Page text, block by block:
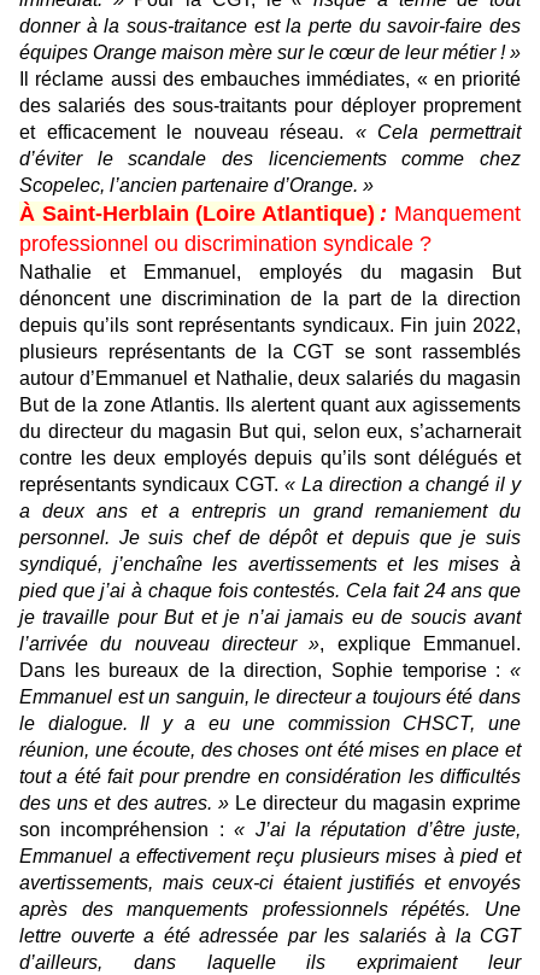
donner à la sous-traitance est la perte du savoir-faire des
équipes Orange maison mère sur le cœur de leur métier ! »
Il réclame aussi des embauches immédiates, « en priorité
des salariés des sous-traitants pour déployer proprement
et efficacement le nouveau réseau. « Cela permettrait
d’éviter le scandale des licenciements comme chez
Scopelec, l’ancien partenaire d’Orange. »
À Saint-Herblain (Loire Atlantique) : Manquement
professionnel ou discrimination syndicale ?
Nathalie et Emmanuel, employés du magasin But
dénoncent une discrimination de la part de la direction
depuis qu’ils sont représentants syndicaux. Fin juin 2022,
plusieurs représentants de la CGT se sont rassemblés
autour d’Emmanuel et Nathalie, deux salariés du magasin
But de la zone Atlantis. Ils alertent quant aux agissements
du directeur du magasin But qui, selon eux, s’acharnerait
contre les deux employés depuis qu’ils sont délégués et
représentants syndicaux CGT. « La direction a changé il y
a deux ans et a entrepris un grand remaniement du
personnel. Je suis chef de dépôt et depuis que je suis
syndiqué, j’enchaîne les avertissements et les mises à
pied que j’ai à chaque fois contestés. Cela fait 24 ans que
je travaille pour But et je n’ai jamais eu de soucis avant
l’arrivée du nouveau directeur », explique Emmanuel.
Dans les bureaux de la direction, Sophie temporise : «
Emmanuel est un sanguin, le directeur a toujours été dans
le dialogue. Il y a eu une commission CHSCT, une
réunion, une écoute, des choses ont été mises en place et
tout a été fait pour prendre en considération les difficultés
des uns et des autres. » Le directeur du magasin exprime
son incompréhension :« J’ai la réputation d’être juste,
Emmanuel a effectivement reçu plusieurs mises à pied et
avertissements, mais ceux-ci étaient justifiés et envoyés
après des manquements professionnels répétés. Une
lettre ouverte a été adressée par les salariés à la CGT
d’ailleurs, dans laquelle ils exprimaient leur